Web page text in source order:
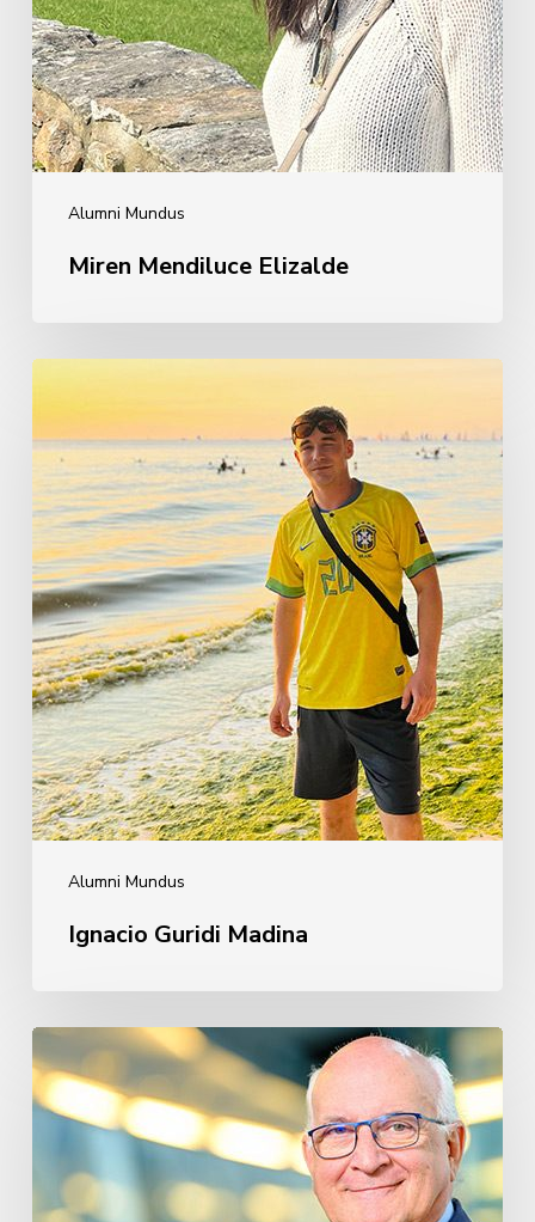
Alumni Mundus
Miren Mendiluce Elizalde
Alumni Mundus
Ignacio
Madina
Ignacio Guridi Madina
Zarzalejos
Nieto